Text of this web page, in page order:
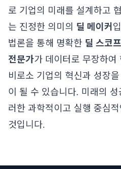
로 기업의 미래를 설계하고
는 진정한 의미의 딜 메이커
법론을 통해 명확한 딜 스코프
전문가가 데이터로 무장하
비로소 기업의 혁신과 성장
이 될 수 있습니다. 미래의 성
러한 과학적이고 실행 중심
것입니다.